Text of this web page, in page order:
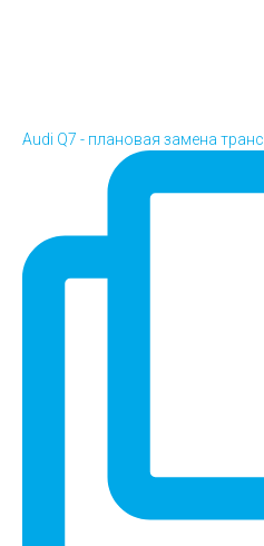
Audi Q7 - плановая замена транс